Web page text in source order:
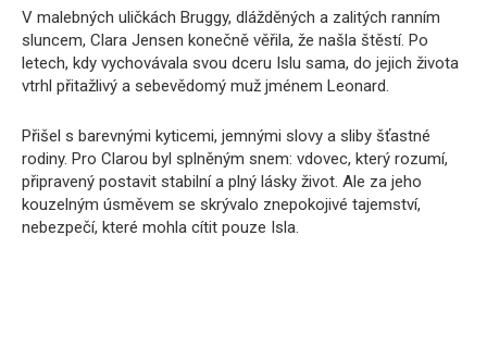
V malebných uličkách Bruggy, dlážděných a zalitých ranním
sluncem, Clara Jensen konečně věřila, že našla štěstí. Po
letech, kdy vychovávala svou dceru Islu sama, do jejich života
vtrhl přitažlivý a sebevědomý muž jménem Leonard.
Přišel s barevnými kyticemi, jemnými slovy a sliby šťastné
rodiny. Pro Clarou byl splněným snem: vdovec, který rozumí,
připravený postavit stabilní a plný lásky život. Ale za jeho
kouzelným úsměvem se skrývalo znepokojivé tajemství,
nebezpečí, které mohla cítit pouze Isla.